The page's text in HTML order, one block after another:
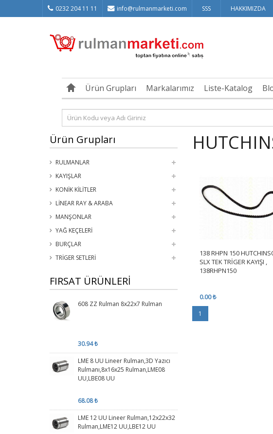
0232 204 11 11 info@rulmanmarketi.com SSS HAKKIMIZDA
Ürün Grupları Markalarımız Liste-Katalog
Ürün Grupları
RULMANLAR
KAYIŞLAR
KONİK KİLİTLER
LİNEAR RAY & ARABA
MANŞONLAR
YAĞ KEÇELERİ
BURÇLAR
TRİGER SETLERİ
FIRSAT ÜRÜNLERİ
608 ZZ Rulman 8x22x7 Rulman
30.94 ₺
LME 8 UU Lineer Rulman,3D Yazıcı
Rulmanı,8x16x25 Rulman,LME08
UU,LBE08 UU
68.08 ₺
LME 12 UU Lineer Rulman,12x22x32
Rulman,LME12 UU,LBE12 UU
138 RHPN 150
SLX TEK TRİGER KAYIŞI ,
138RHPN150
0.00 ₺
1